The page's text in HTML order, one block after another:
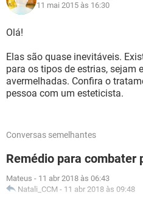
11 mai 2015 às 16:30
Olá!
Elas são quase inevitáveis.
para os tipos de estrias, sejam
avermelhadas. Confira o
pessoa com um esteticista.
Conversas semelhantes
Remédio para combater
Mateus - 11 abr 2018 às 06:43
Natali_CCM - 11 abr 2018 às 09:48